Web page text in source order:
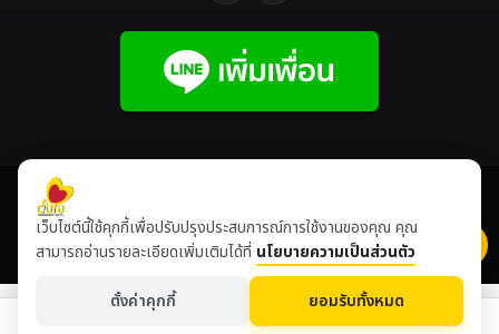
เข้าชมเดือนนี้ 8,510,338 ปีนี้ 8,646,981
เว็บไซต์นี้ใช้คุกกี้เพื่อปรับปรุงประสบการณ์การใช้งานของคุณ คุณ
สามารถอ่านรายละเอียดเพิ่มเติมได้ที่ นโยบายความเป็นส่วนตัว
ตั้งค่าคุกกี้ ยอมรับทั้งหมด